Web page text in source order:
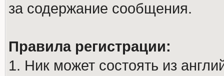
за содержание сообщения.
Правила регистрации:
1. Ник может состоять из